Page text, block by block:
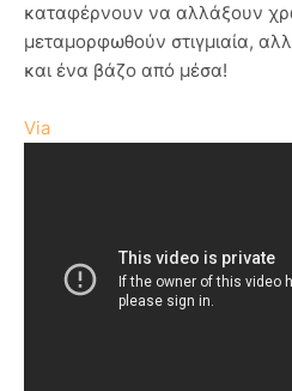
καταφέρνουν να αλλάξουν
μεταμορφωθούν στιγμιαία,
και ένα βάζο από μέσα!
Via